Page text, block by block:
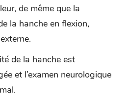
de même que la
la hanche en flexion,
de la hanche est
et l’examen neurologique